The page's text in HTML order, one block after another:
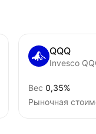
QQQ
Invesco
Вес 0,35%
Рыночная